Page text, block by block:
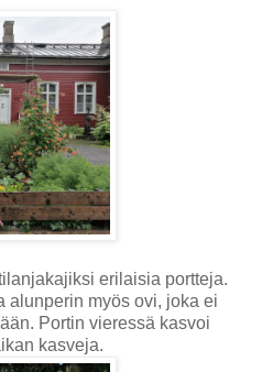
erilaisia portteja.
alunperin myös ovi, joka ei
Portin vieressä kasvoi
kasveja.